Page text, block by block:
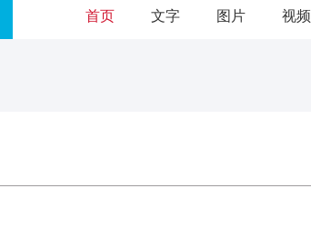
首页 文字 图片 视频